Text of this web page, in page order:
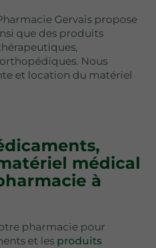
Gervais propose
que des produits
Nous
et location du matériel
médical
à
pharmacie pour
et les produits